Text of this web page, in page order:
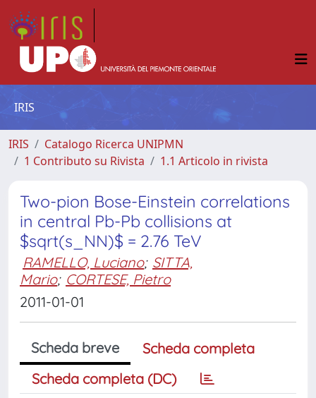
IRIS
IRIS
Catalogo Ricerca UNIPMN
1 Contributo su Rivista
1.1 Articolo in rivista
Two-pion Bose-Einstein correlations
in central Pb-Pb collisions at
$sqrt(s_NN)$ = 2.76 TeV
RAMELLO, Luciano; SITTA,
Mario; CORTESE, Pietro
2011-01-01
Scheda breve
Scheda completa
Scheda completa (DC)